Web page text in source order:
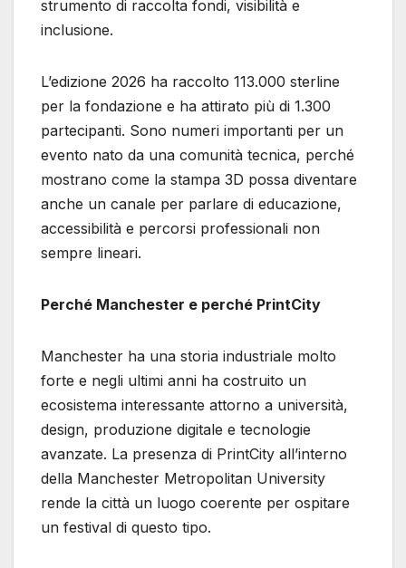
strumento di raccolta fondi, visibilità e
inclusione.
L’edizione 2026 ha raccolto 113.000 sterline
per la fondazione e ha attirato più di 1.300
partecipanti. Sono numeri importanti per un
evento nato da una comunità tecnica, perché
mostrano come la stampa 3D possa diventare
anche un canale per parlare di educazione,
accessibilità e percorsi professionali non
sempre lineari.
Perché Manchester e perché PrintCity
Manchester ha una storia industriale molto
forte e negli ultimi anni ha costruito un
ecosistema interessante attorno a università,
design, produzione digitale e tecnologie
avanzate. La presenza di PrintCity all’interno
della Manchester Metropolitan University
rende la città un luogo coerente per ospitare
un festival di questo tipo.